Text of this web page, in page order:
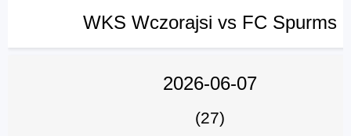
WKS Wczorajsi vs FC Spurms
2026-06-07
(27)